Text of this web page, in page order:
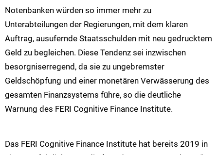
Notenbanken würden so immer mehr zu
Unterabteilungen der Regierungen, mit dem klaren
Auftrag, ausufernde Staatsschulden mit neu gedrucktem
Geld zu begleichen. Diese Tendenz sei inzwischen
besorgniserregend, da sie zu ungebremster
Geldschöpfung und einer monetären Verwässerung des
gesamten Finanzsystems führe, so die deutliche
Warnung des FERI Cognitive Finance Institute.
Das FERI Cognitive Finance Institute hat bereits 2019 in